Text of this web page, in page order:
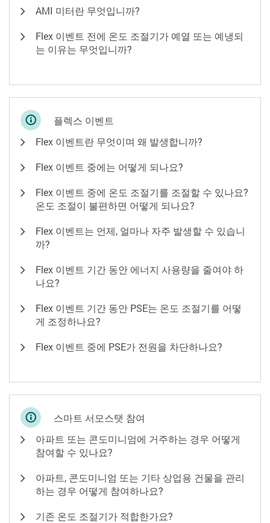
AMI 미터란 무엇입니까?
Flex 이벤트 전에 온도 조절기가 예열 또는 예냉되
는 이유는 무엇입니까?
플렉스 이벤트
Flex 이벤트란 무엇이며 왜 발생합니까?
Flex 이벤트 중에는 어떻게 되나요?
Flex 이벤트 중에 온도 조절기를 조절할 수 있나요?
온도 조절이 불편하면 어떻게 되나요?
Flex 이벤트는 언제, 얼마나 자주 발생할 수 있습니
까?
Flex 이벤트 기간 동안 에너지 사용량을 줄여야 하
나요?
Flex 이벤트 기간 동안 PSE는 온도 조절기를 어떻
게 조정하나요?
Flex 이벤트 중에 PSE가 전원을 차단하나요?
스마트 서모스탯 참여
아파트 또는 콘도미니엄에 거주하는 경우 어떻게
참여할 수 있나요?
아파트, 콘도미니엄 또는 기타 상업용 건물을 관리
하는 경우 어떻게 참여하나요?
기존 온도 조절기가 적합한가요?